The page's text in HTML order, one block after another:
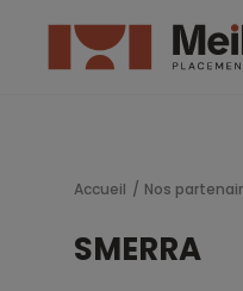
Accueil Nos
SMERRA